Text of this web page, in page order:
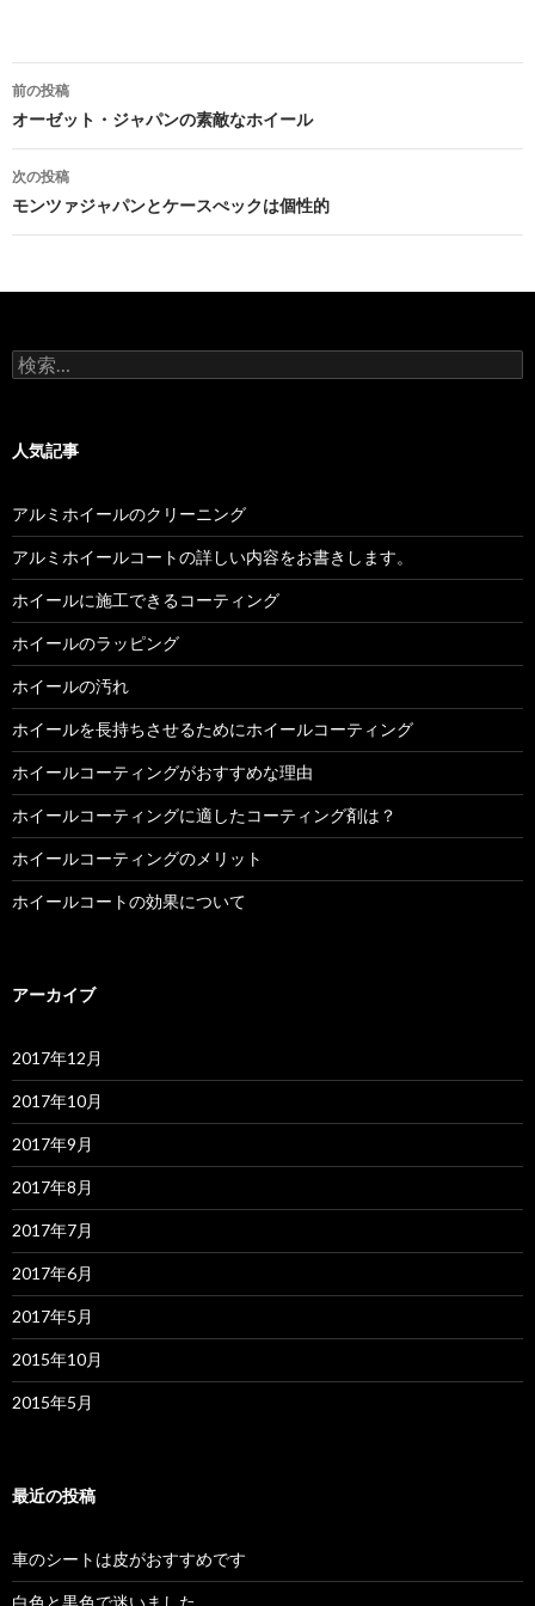
投
稿
ナ
ビ
ゲ
ー
ョ
前の投稿
オーゼット・ジャパンの素敵なホイール
次の投稿
モンツァジャパンとケースぺックは個性的
検
索:
人気記事
アルミホイールのクリーニング
アルミホイールコートの詳しい内容をお書きします。
ホイールに施工できるコーティング
ホイールのラッピング
ホイールの汚れ
ホイールを長持ちさせるためにホイールコーティング
ホイールコーティングがおすすめな理由
ホイールコーティングに適したコーティング剤は？
ホイールコーティングのメリット
ホイールコートの効果について
アーカイブ
2017年12月
2017年10月
2017年9月
2017年8月
2017年7月
2017年6月
2017年5月
2015年10月
2015年5月
最近の投稿
車のシートは皮がおすすめです
白色と黒色で迷いました